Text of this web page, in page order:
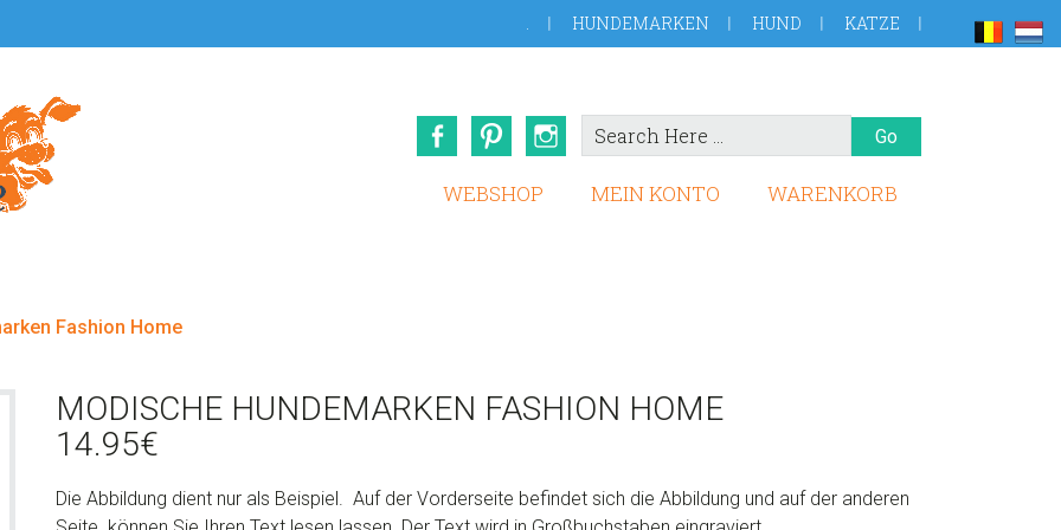
. HUNDEMARKEN HUND KATZE
Search
Here
FacebookPinterestInstagram
WEBSHOP MEIN KONTO WARENKORB
Fashion Home
MODISCHE HUNDEMARKEN FASHION HOME
14.95€
Die Abbildung dient nur als Beispiel. Auf der Vorderseite befindet sich die Abbildung und auf der anderen